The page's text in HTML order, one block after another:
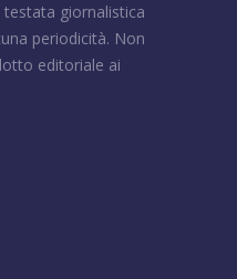
giornalistica
periodicità. Non
editoriale ai